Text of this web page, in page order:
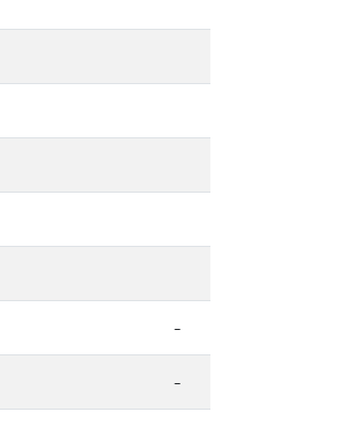
-
-